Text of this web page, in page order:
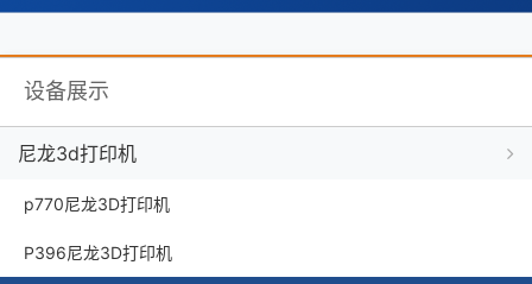
设备展示
尼龙3d打印机
p770尼龙3D打印机
P396尼龙3D打印机